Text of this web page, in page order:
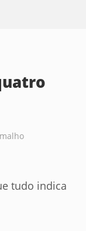
tudo indica